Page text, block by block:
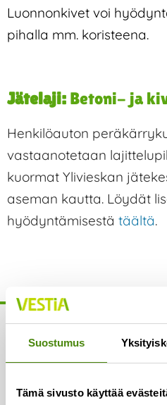
Suostumus
Tämä sivusto käyttää
Luonnonkivet voi
pihalla mm. koristeena.
Jätelaji: Betoni- ja
Henkilöauton
vastaanotetaan
kuormat Ylivieskan
aseman kautta. Löydät
hyödyntämisestä täältä.
Yhteystiedot
Asiakaspalvelu: